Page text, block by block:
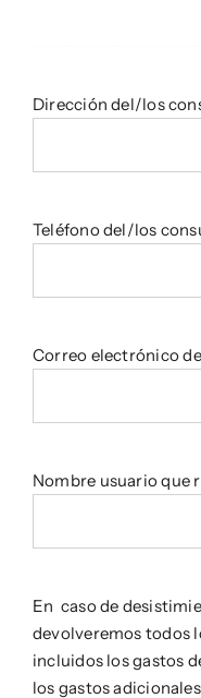
Dirección del/los
Teléfono del/los
Correo electrónico
Nombre usuario que
En caso de
devolveremos todos
incluidos los gastos
los gastos